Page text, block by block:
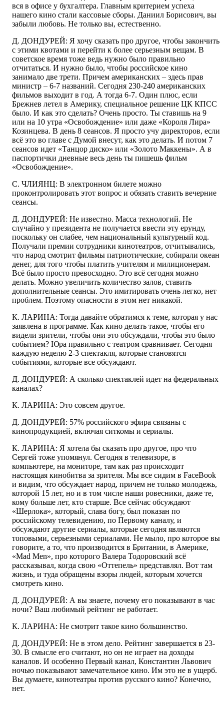
вся в офисе у бухгалтера. Главным критерием успеха
нашего кино стали кассовые сборы. Даниил Борисович, вы
забыли любовь. Не только вы, естественно.
Д. ДОНДУРЕЙ: Я хочу сказать про другое, чтобы закончить
с этими квотами и перейти к более серьезным вещам. В
советское время тоже ведь нужно было правильно
отчитаться. И нужно было, чтобы российское кино
занимало две трети. Причем американских – здесь прав
министр – 6-7 названий. Сегодня 230-240 американских
фильмов выходит в год. А тогда 6-7. Один плюс, если
Брежнев летел в Америку, специальное решение ЦК КПСС
было. И как это сделать? Очень просто. Ты ставишь на 9
или на 10 утра «Освобождение» или даже «Короля Лира»
Козинцева. В день 8 сеансов. Я просто учу директоров, если
всё это во главе с Думой внесут, как это делать. И потом 7
сеансов идет «Танцор диско» или «Золото Маккены». А в
паспортички дневные весь день ты пишешь фильм
«Освобождение».
С. ЧЛИЯНЦ: В электронном билете можно
проконтролировать этот вопрос и обязать ставить вечерние
сеансы.
Д. ДОНДУРЕЙ: Не известно. Масса технологий. Не
случайно у президента не получается ввести эту ерунду,
поскольку он слабее, чем национальный культурный код.
Получали премии сотрудники кинотеатров, отчитывались,
что народ смотрит фильмы патриотические, собирали океан
денег, для того чтобы платить учителям и милиционерам.
Всё было просто превосходно. Это всё сегодня можно
делать. Можно увеличить количество залов, ставить
дополнительные сеансы. Это имитировать очень легко, нет
проблем. Поэтому опасности в этом нет никакой.
К. ЛАРИНА: Тогда давайте обратимся к теме, которая у нас
заявлена в программе. Как кино делать такое, чтобы его
видели зрители, чтобы они это обсуждали, чтобы это было
событием? Юра правильно с театром сравнивает. Сегодня
каждую неделю 2-3 спектакля, которые становятся
событиями, которые все обсуждают.
Д. ДОНДУРЕЙ: А сколько спектаклей идет на федеральных
каналах?
К. ЛАРИНА: Это совсем другое.
Д. ДОНДУРЕЙ: 57% российского эфира связаны с
кинопродукцией, включая ситкомы и сериалы.
К. ЛАРИНА: Я хотела бы сказать про другое, про что
Сергей тоже упомянул. Сегодня в телевизоре, в
компьютере, на мониторе, там как раз происходит
настоящая кинобитва за зрителя. Мы все сидим в FaceBook
и видим, что обсуждает народ, причем не только молодежь,
которой 15 лет, но и в том числе наши ровесники, даже те,
кому больше лет, кто старше. Все сейчас обсуждают
«Шерлока», который, слава богу, был показан по
российскому телевидению, по Первому каналу, и
обсуждают другие сериалы, которые сегодня являются
топовыми, серьезными сериалами. Не мыло, про которое вы
говорите, а то, что производится в Британии, в Америке,
«Mad Men», про которого Валера Тодоровский всё
рассказывал, когда свою «Оттепель» представлял. Вот там
жизнь, и туда обращены взоры людей, которым хочется
смотреть кино.
Д. ДОНДУРЕЙ: А вы знаете, почему его показывают в час
ночи? Ваш любимый рейтинг не работает.
К. ЛАРИНА: Не смотрит такое кино большинство.
Д. ДОНДУРЕЙ: Не в этом дело. Рейтинг завершается в 23-
30. В смысле его считают, но он не играет на доходы
каналов. И особенно Первый канал, Константин Львович
ночью показывают замечательное кино. Им это не в ущерб.
Вы думаете, кинотеатры против русского кино? Конечно,
нет.